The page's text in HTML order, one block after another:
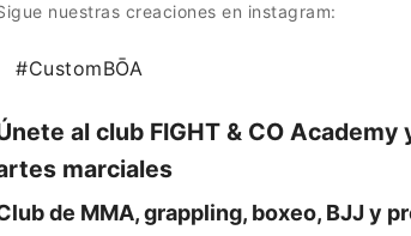
nuestras creaciones en instagram:
#CustomBŌA
al club FIGHT & CO
marciales
de MMA, grappling, boxeo, BJJ y